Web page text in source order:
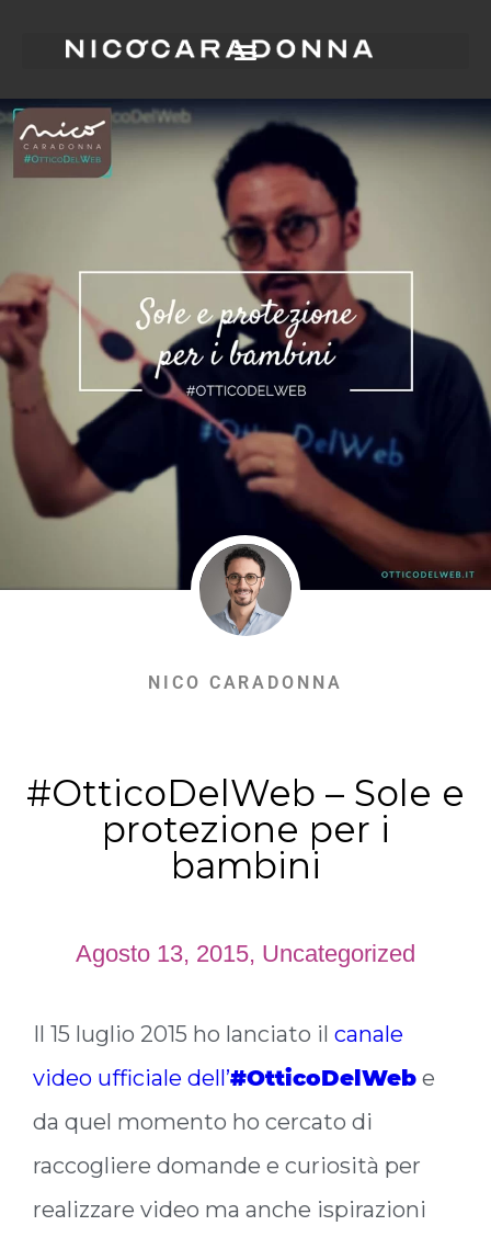
NICO CARADONNA
#OtticoDelWeb – Sole e
protezione per i
bambini
Agosto 13, 2015, Uncategorized
Il 15 luglio 2015 ho lanciato il canale
video ufficiale dell’#OtticoDelWeb e
da quel momento ho cercato di
raccogliere domande e curiosità per
realizzare video ma anche ispirazioni